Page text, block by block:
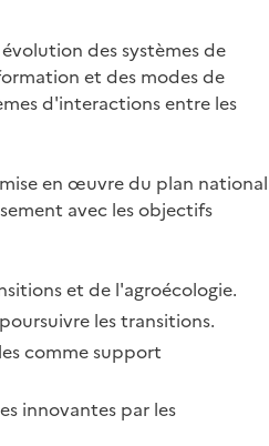
des systèmes de
et des modes de
d'interactions entre les
en œuvre du plan national
avec les objectifs
et de l'agroécologie.
les transitions.
comme support
innovantes par les